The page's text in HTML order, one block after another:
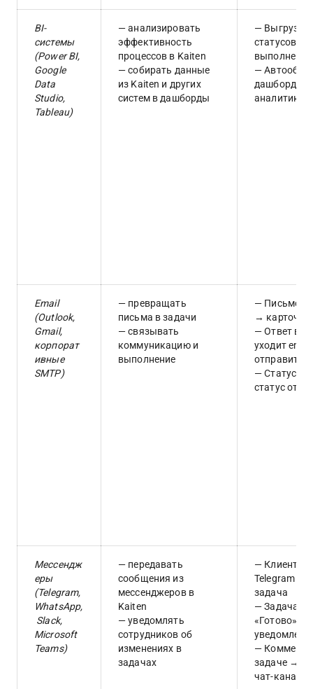
BI-
системы
(Power BI,
Google
Data
Studio,
Tableau)
— анализировать
эффективность
процессов в Kaiten
— собирать данные
из Kaiten и других
систем в дашборды
— Выгрузка
статусов,
выполнения
—
дашбордов
аналитиков
Email
(Outlook,
Gmail,
корпорат
ивные
SMTP)
— превращать
письма в задачи
— связывать
коммуникацию и
выполнение
— Письмо с
→ карточка
— Ответ в
уходит
— Статус
статус
Мессендж
еры
(Telegram,
WhatsApp,
Slack,
Microsoft
Teams)
— передавать
сообщения из
мессенджеров в
Kaiten
— уведомлять
сотрудников об
изменениях в
задачах
— Клиент
Telegram →
задача
— Задача
«Готово» →
—
задаче →
чат-канал